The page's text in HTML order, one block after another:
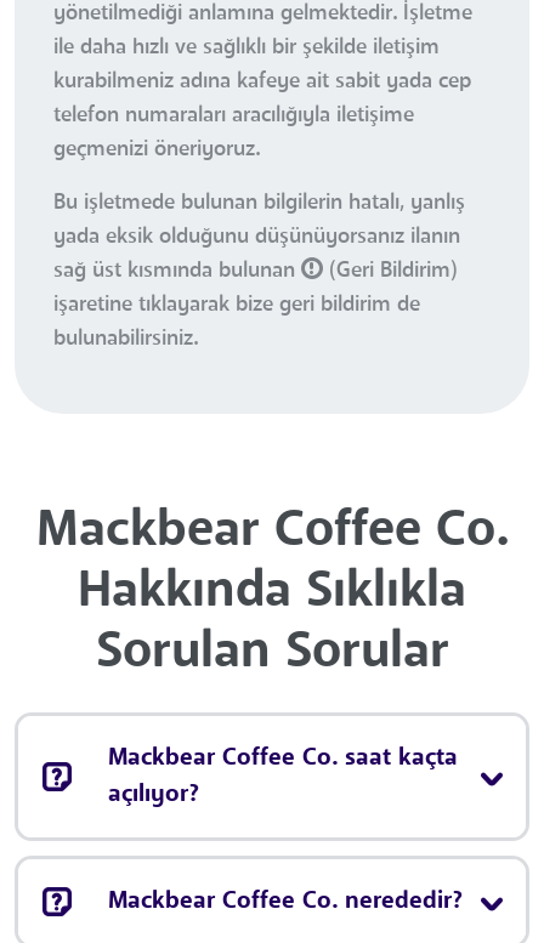
yönetilmediği anlamına gelmektedir. İşletme
ile daha hızlı ve sağlıklı bir şekilde iletişim
kurabilmeniz adına kafeye ait sabit yada cep
telefon numaraları aracılığıyla iletişime
geçmenizi öneriyoruz.
Bu işletmede bulunan bilgilerin hatalı, yanlış
yada eksik olduğunu düşünüyorsanız ilanın
sağ üst kısmında bulunan
(Geri Bildirim)
işaretine tıklayarak bize geri bildirim de
bulunabilirsiniz.
Mackbear Coffee Co.
Hakkında Sıklıkla
Sorulan Sorular
Mackbear Coffee Co. saat kaçta
açılıyor?
Mackbear Coffee Co. nerededir?